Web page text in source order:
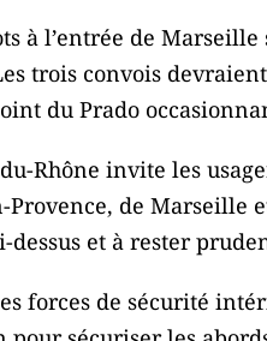
à l’entrée de
trois convois
du Prado
Rhône invite les
Provence, de
et à rester
forces de sécurité